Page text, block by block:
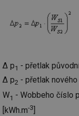
Δ p1 - přetlak
Δ p2 - přetlak
W1 - Wobbeho číslo
[kWh.m-3